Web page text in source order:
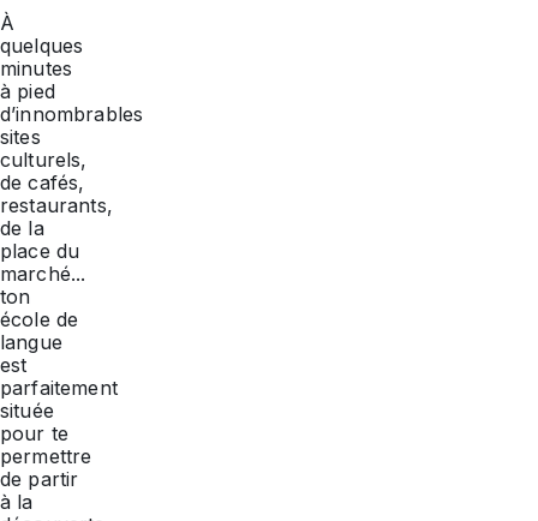
À
quelques
minutes
à pied
d’innombrables
sites
culturels,
de cafés,
restaurants,
de la
place du
marché...
ton
école de
langue
est
parfaitement
située
pour te
permettre
de partir
à la